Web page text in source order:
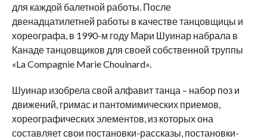
для каждой балетной работы. После
двенадцатилетней работы в качестве танцовщицы и
хореографа, в 1990-м году Мари Шуинар набрала в
Канаде танцовщиков для своей собственной труппы
«La Compagnie Marie Chouinard».
Шуинар изобрела свой алфавит танца – набор поз и
движений, гримас и пантомимических приемов,
хореографических элементов, из которых она
составляет свои постановки-рассказы, постановки-